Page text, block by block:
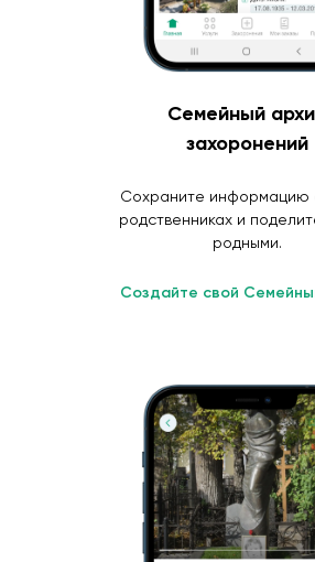
Семейный
захоронений
Сохраните информацию
родственниках и
родными.
Создайте свой